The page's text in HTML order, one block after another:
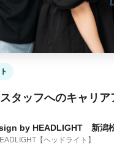
タッフへのキャリ
by HEADLIGHT 新潟
【ヘッドライト】